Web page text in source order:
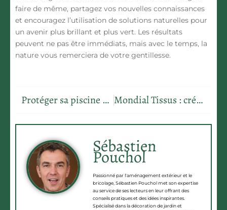
faire de même, partagez vos nouvelles connaissances
et encouragez l’utilisation de solutions naturelles pour
un avenir plus brillant et plus vert. Les résultats
peuvent ne pas être immédiats, mais avec le temps, la
nature vous remerciera de votre gentillesse.
Protéger sa piscine au sel : astuces anti-rouille et préservation optimale Mondial Tissus : créez une déco chic et unique avec des astuces simples
Sébastien
Pouchol
Passionné par l'aménagement extérieur et le
bricolage, Sébastien Pouchol met son expertise
au service de ses lecteurs en leur offrant des
conseils pratiques et des idées inspirantes.
Spécialisé dans la décoration de jardin et